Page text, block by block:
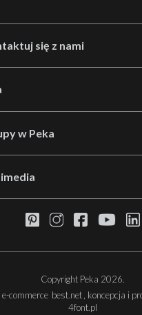
się z nami
w Peka
Copyright Peka 2026.
e-commerce best.net , koncepcja i
4font.pl